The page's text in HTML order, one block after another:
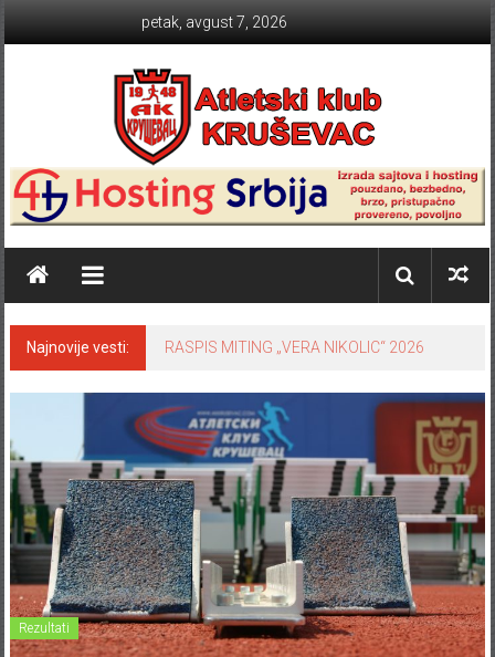
petak, avgust 7, 2026
Atletski klub KRUŠEVAC
Najnovije vesti: RASPIS MITING „VERA NIKOLIC“ 2026
Rezultati